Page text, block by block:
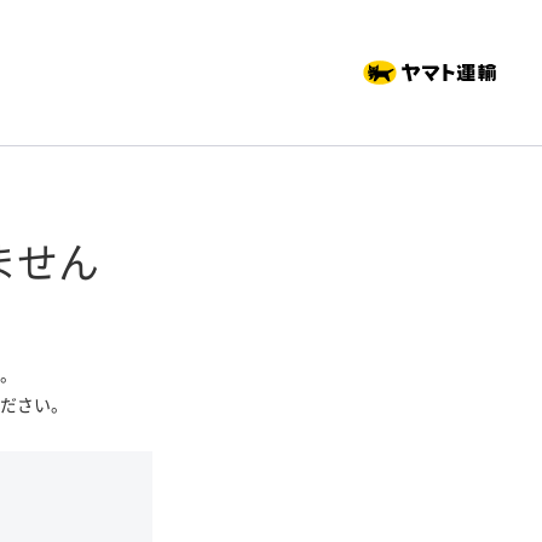
せん
さい。